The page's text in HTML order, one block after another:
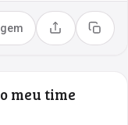
Compartilhar
Copiar
meu time